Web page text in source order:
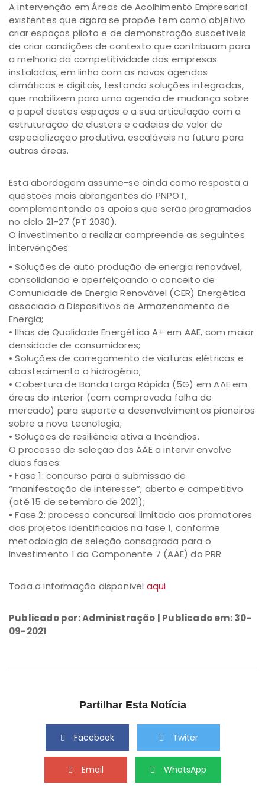
A intervenção em Áreas de Acolhimento Empresarial
existentes que agora se propõe tem como objetivo
criar espaços piloto e de demonstração suscetíveis
de criar condições de contexto que contribuam para
a melhoria da competitividade das empresas
instaladas, em linha com as novas agendas
climáticas e digitais, testando soluções integradas,
que mobilizem para uma agenda de mudança sobre
o papel destes espaços e a sua articulação com a
estruturação de clusters e cadeias de valor de
especialização produtiva, escaláveis no futuro para
outras áreas.
Esta abordagem assume-se ainda como resposta a
questões mais abrangentes do PNPOT,
complementando os apoios que serão programados
no ciclo 21-27 (PT 2030).
O investimento a realizar compreende as seguintes
intervenções:
• Soluções de auto produção de energia renovável,
consolidando e aperfeiçoando o conceito de
Comunidade de Energia Renovável (CER) Energética
associado a Dispositivos de Armazenamento de
Energia;
• Ilhas de Qualidade Energética A+ em AAE, com maior
densidade de consumidores;
• Soluções de carregamento de viaturas elétricas e
abastecimento a hidrogénio;
• Cobertura de Banda Larga Rápida (5G) em AAE em
áreas do interior (com comprovada falha de
mercado) para suporte a desenvolvimentos pioneiros
sobre a nova tecnologia;
• Soluções de resiliência ativa a Incêndios.
O processo de seleção das AAE a intervir envolve
duas fases:
• Fase 1: concurso para a submissão de
“manifestação de interesse”, aberto e competitivo
(até 15 de setembro de 2021);
• Fase 2: processo concursal limitado aos promotores
dos projetos identificados na fase 1, conforme
metodologia de seleção consagrada para o
Investimento 1 da Componente 7 (AAE) do PRR
Toda a informação disponível aqui
Publicado por: Administração | Publicado em: 30-
09-2021
Partilhar Esta Notícia
Facebook Twiter
Email WhatsApp